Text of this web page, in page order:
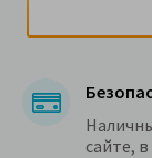
сайте,